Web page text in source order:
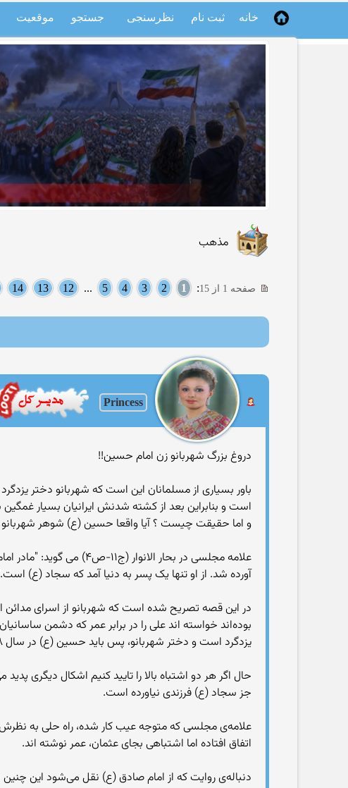
خانه ثبت نام نظرسنجی جستجو موقعیت
مذهب
صفحه 1 از 15 :
1
2
3
4
5
...
12
13
14
Princess
دروغ بزرگ شهربانو زن امام حسین!!
باور بسیاری از مسلمانان این است که شهربانو دختر
است و بنابراین بعد از کشته شدنش ایرانیان بسیار
و اما حقیقت چیست ؟ آیا واقعا حسین (ع) شوهر شهربانو
علامه مجلسی در بحار
آورده شد. از او تنها یک پسر به دنیا آمد که سجاد (ع)
در این قصه تصریح شده است که شهربانو از اسرای
بوده‌اند خواسته اند علی را در برابر عمر که دشمن
یزدگرد است و دختر شهربانو، پس باید حسین (ع) در سال ۱۸ ازدواج کرده باشد (در سن 15 سالگی) در حالی که سجاد (ع) در سال ۳۸ متولد شده است.
جز سجاد (ع) فرزندی نیاورده است.
علامه‌ی مجلسی که متوجه عیب کار شده، راه حلی به
اتفاق افتاده اما اشتباهی بجای عثمان، عمر نوشته اند.
دنباله‌ی روایت که از امام صادق (ع) نقل می‌شود این